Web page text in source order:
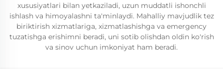
xususiyatlari bilan yetkaziladi, uzun muddatli ishonchli
ishlash va himoyalashni ta'minlaydi. Mahalliy mavjudlik tez
biriktirish xizmatlariga, xizmatlashishga va emergency
tuzatishga erishimni beradi, uni sotib olishdan oldin ko'rish
va sinov uchun imkoniyat ham beradi.